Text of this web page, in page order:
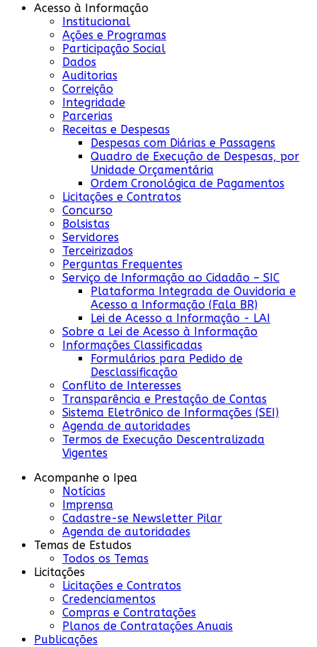
Acesso à Informação
Institucional
Ações e Programas
Participação Social
Dados
Auditorias
Correição
Integridade
Parcerias
Receitas e Despesas
Despesas com Diárias e Passagens
Quadro de Execução de Despesas, por
Unidade Orçamentária
Ordem Cronológica de Pagamentos
Licitações e Contratos
Concurso
Bolsistas
Servidores
Terceirizados
Perguntas Frequentes
Serviço de Informação ao Cidadão – SIC
Plataforma Integrada de Ouvidoria e
Acesso a Informação (Fala BR)
Lei de Acesso a Informação - LAI
Sobre a Lei de Acesso à Informação
Informações Classificadas
Formulários para Pedido de
Desclassificação
Conflito de Interesses
Transparência e Prestação de Contas
Sistema Eletrônico de Informações (SEI)
Agenda de autoridades
Termos de Execução Descentralizada
Vigentes
Acompanhe o Ipea
Notícias
Imprensa
Cadastre-se Newsletter Pilar
Agenda de autoridades
Temas de Estudos
Todos os Temas
Licitações
Licitações e Contratos
Credenciamentos
Compras e Contratações
Planos de Contratações Anuais
Publicações